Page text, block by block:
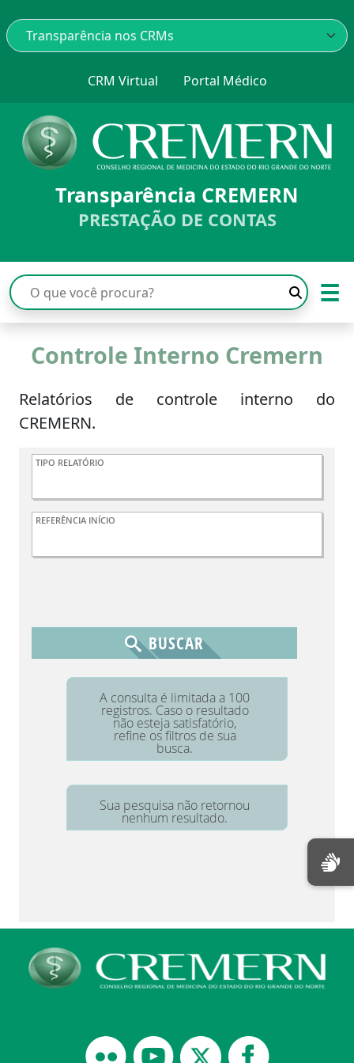
CRM Virtual Portal Médico
Transparência CREMERN
PRESTAÇÃO DE CONTAS
☰
Controle Interno Cremern
Relatórios de controle interno do
CREMERN.